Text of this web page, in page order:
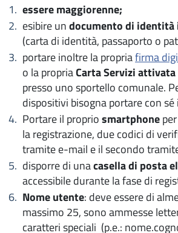
essere maggiorenne;
esibire undocumento di
(carta di identità, passaporto o
portare inoltre la propriafirma
o la propriaCarta Servizi attivata
presso uno sportello comunale.
dispositivi bisogna portare con sé
Portare il propriosmartphone
la registrazione, due codici di
tramite e-mail e il secondo
disporre di unacasella di posta
accessibile durante la fase di
Nome utente: deve essere di
massimo 25, sono ammesse
caratteri speciali (p.e.: